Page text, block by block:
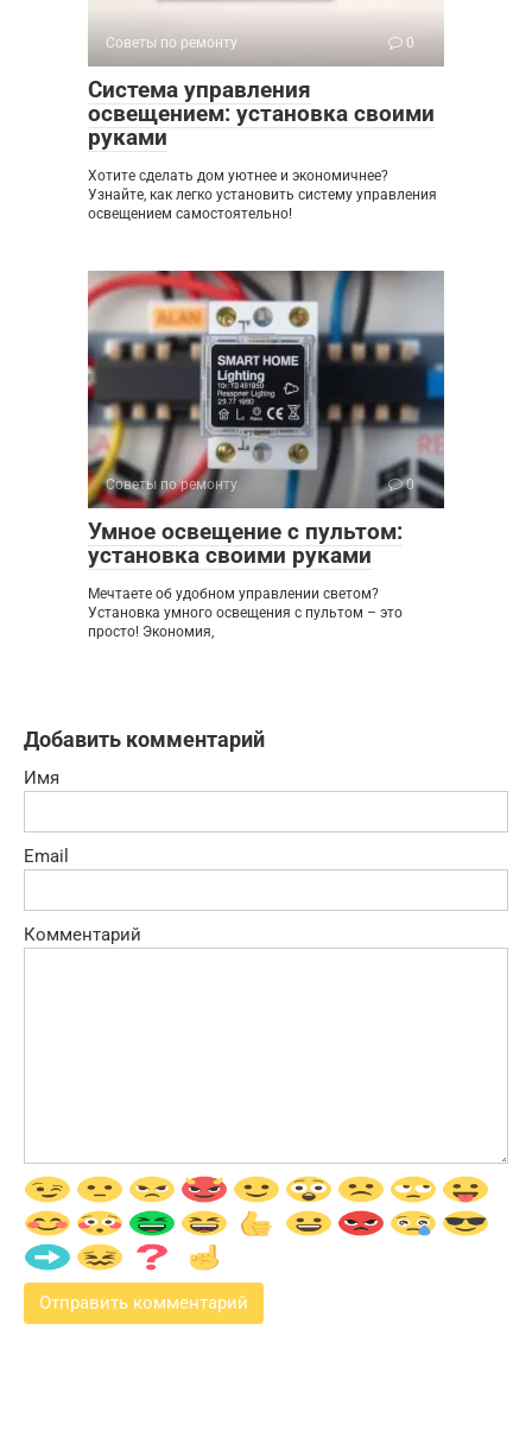
Советы по ремонту 0
Система управления
освещением: установка своими
руками
Хотите сделать дом уютнее и экономичнее?
Узнайте, как легко установить систему управления
освещением самостоятельно!
Советы по ремонту 0
Умное освещение с пультом:
установка своими руками
Мечтаете об удобном управлении светом?
Установка умного освещения с пультом – это
просто! Экономия,
Добавить комментарий
Имя
Email
Комментарий